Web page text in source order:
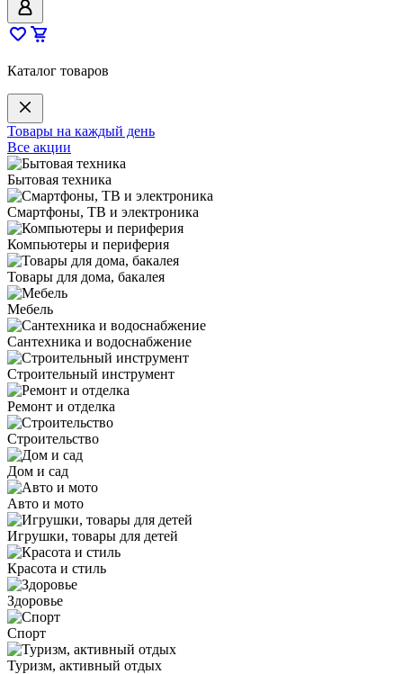
Каталог товаров
Товары на каждый день
Все акции
Бытовая техника
Смартфоны, ТВ и электроника
Компьютеры и периферия
Товары для дома, бакалея
Мебель
Сантехника и водоснабжение
Строительный инструмент
Ремонт и отделка
Строительство
Дом и сад
Авто и мото
Игрушки, товары для детей
Красота и стиль
Здоровье
Спорт
Туризм, активный отдых